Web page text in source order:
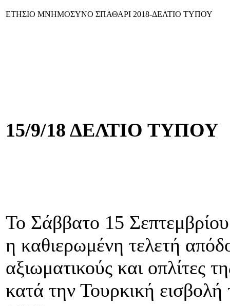
ΕΤΗΣΙΟ ΜΝΗΜΟΣΥΝΟ ΣΠΑΘΑΡΙ 2018-ΔΕΛΤΙΟ ΤΥΠΟΥ
15/9/18 ΔΕΛΤΙΟ ΤΥΠΟΥ
Το Σάββατο 15
η καθιερωμένη τελετή
αξιωματικούς και οπλίτες
κατά την Τουρκική